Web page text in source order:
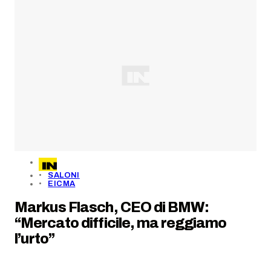
SALONI
EICMA
Markus Flasch, CEO di BMW:
“Mercato difficile, ma reggiamo
l’urto”